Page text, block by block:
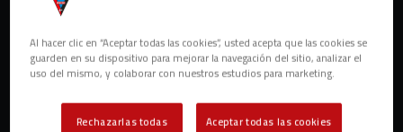
Al hacer clic en “Aceptar todas las cookies”, usted acepta que las cookies se
guarden en su dispositivo para mejorar la navegación del sitio, analizar el
uso del mismo, y colaborar con nuestros estudios para marketing.
Rechazarlas todas Aceptar todas las cookies